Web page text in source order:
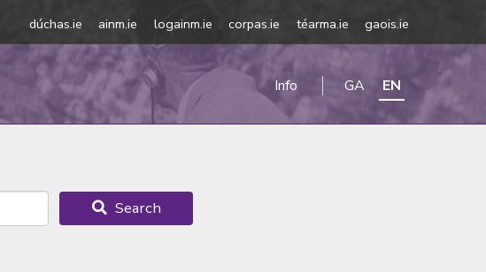
dúchas.ie ainm.ie logainm.ie corpas.ie téarma.ie gaois.ie
Info GA EN
Search